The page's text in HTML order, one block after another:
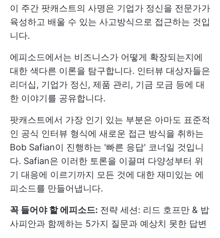
이 주간 팟캐스트의 사명은 기업가 정신을 전문가가
육성하고 배울 수 있는 사고방식으로 접근하는 것입
니다.
에피소드에서는 비즈니스가 어떻게 확장되는지에
대한 색다른 이론을 탐구합니다. 인터뷰 대상자들은
리더십, 기업가 정신, 제품 관리, 기금 모금 등에 대
한 이야기를 공유합니다.
팟캐스트에서 가장 인기 있는 부분은 아마도 표준적
인 공식 인터뷰 형식에 새로운 접근 방식을 취하는
Bob Safian이 진행하는 '빠른 응답' 코너일 것입니
다. Safian은 이러한 토론을 이끌며 다양성부터 위
기 대응에 이르기까지 모든 것에 대한 재미있는 에
피소드를 만들어냅니다.
꼭 들어야 할 에피소드: 전략 세션: 리드 호프만 & 밥
사피안과 함께하는 5가지 질문과 예상치 못한 답변